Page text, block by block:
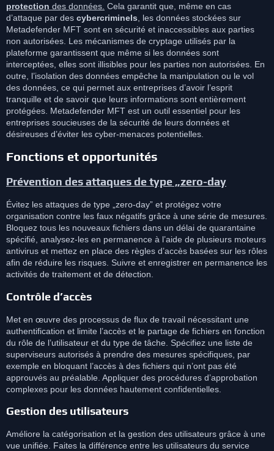
protection des données. Cela garantit que, même en cas
d’attaque par des cybercriminels , les données stockées sur
Metadefender MFT sont en sécurité et inaccessibles aux parties
non autorisées. Les mécanismes de cryptage utilisés par la
plateforme garantissent que même si les données sont
interceptées, elles sont illisibles pour les parties non autorisées. En
outre, l’isolation des données empêche la manipulation ou le vol
des données, ce qui permet aux entreprises d’avoir l’esprit
tranquille et de savoir que leurs informations sont entièrement
protégées. Metadefender MFT est un outil essentiel pour les
entreprises soucieuses de la sécurité de leurs données et
désireuses d’éviter les cyber-menaces potentielles.
Fonctions et opportunités
Prévention des attaques de type „zero-day
Évitez les attaques de type „zero-day” et protégez votre
organisation contre les faux négatifs grâce à une série de mesures.
Bloquez tous les nouveaux fichiers dans un délai de quarantaine
spécifié, analysez-les en permanence à l’aide de plusieurs moteurs
antivirus et mettez en place des règles d’accès basées sur les rôles
afin de réduire les risques. Suivre et enregistrer en permanence les
activités de traitement et de détection.
Contrôle d’accès
Met en œuvre des processus de flux de travail nécessitant une
authentification et limite l’accès et le partage de fichiers en fonction
du rôle de l’utilisateur et du type de tâche. Spécifiez une liste de
superviseurs autorisés à prendre des mesures spécifiques, par
exemple en bloquant l’accès à des fichiers qui n’ont pas été
approuvés au préalable. Appliquer des procédures d’approbation
complexes pour les données hautement confidentielles.
Gestion des utilisateurs
Améliore la catégorisation et la gestion des utilisateurs grâce à une
vue unifiée. Faites la différence entre les utilisateurs du service